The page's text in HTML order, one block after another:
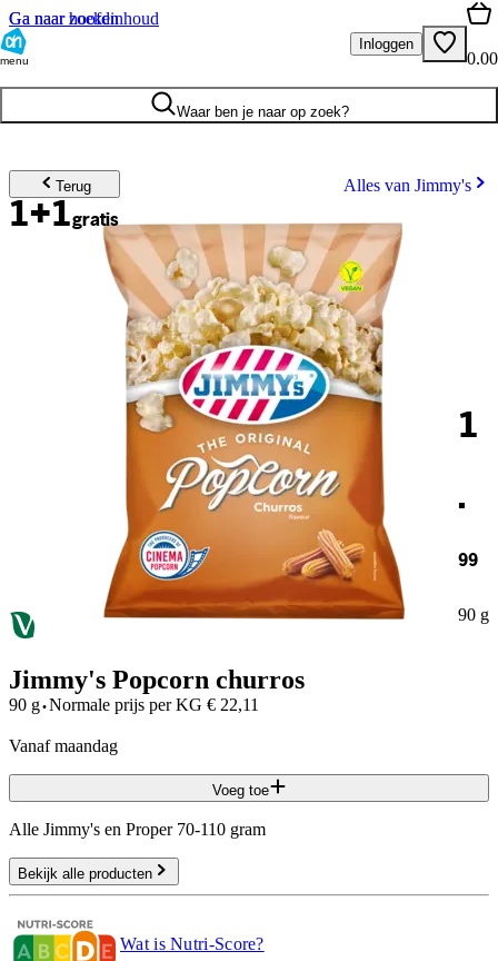
Ga naar hoofdinhoud
Ga naar zoeken
menu
Inloggen
0.00
Waar ben je naar op zoek?
Terug Alles van Jimmy's
1+1gratis
1
.
99
90 g
Jimmy's Popcorn churros
90 g·Normale prijs per KG € 22,11
vanaf maandag
Voeg toe
Alle Jimmy's en Proper 70-110 gram
Bekijk alle producten
Wat is Nutri-Score?